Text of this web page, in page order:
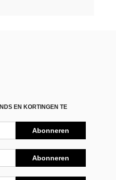
EN KORTINGEN TE
Abonneren
Abonneren